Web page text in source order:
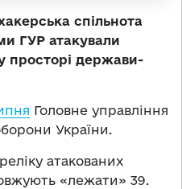
спільнота
ГУР атакували
просторі держави-
Головне управління
України.
атакованих
«лежати» 39.